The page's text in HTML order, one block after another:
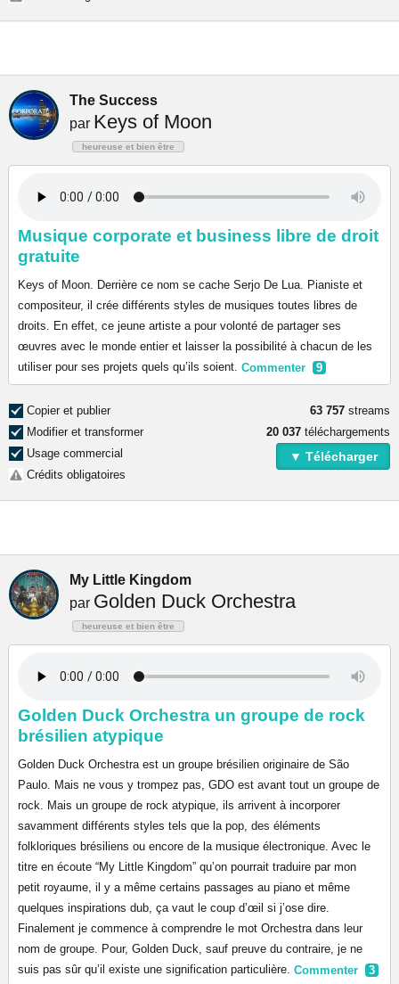
The Success
par Keys of Moon
heureuse et bien être
Musique corporate et business libre de droit
gratuite
Keys of Moon. Derrière ce nom se cache Serjo De Lua. Pianiste et
compositeur, il crée différents styles de musiques toutes libres de
droits. En effet, ce jeune artiste a pour volonté de partager ses
œuvres avec le monde entier et laisser la possibilité à chacun de les
utiliser pour ses projets quels qu’ils soient. Commenter 9
Copier et publier
Modifier et transformer
Usage commercial
Crédits obligatoires
63 757 streams
20 037 téléchargements
▼ Télécharger
My Little Kingdom
par Golden Duck Orchestra
heureuse et bien être
Golden Duck Orchestra un groupe de rock
brésilien atypique
Golden Duck Orchestra est un groupe brésilien originaire de São
Paulo. Mais ne vous y trompez pas, GDO est avant tout un groupe de
rock. Mais un groupe de rock atypique, ils arrivent à incorporer
savamment différents styles tels que la pop, des éléments
folkloriques brésiliens ou encore de la musique électronique. Avec le
titre en écoute “My Little Kingdom” qu’on pourrait traduire par mon
petit royaume, il y a même certains passages au piano et même
quelques inspirations dub, ça vaut le coup d’œil si j’ose dire.
Finalement je commence à comprendre le mot Orchestra dans leur
nom de groupe. Pour, Golden Duck, sauf preuve du contraire, je ne
suis pas sûr qu’il existe une signification particulière. Commenter 3